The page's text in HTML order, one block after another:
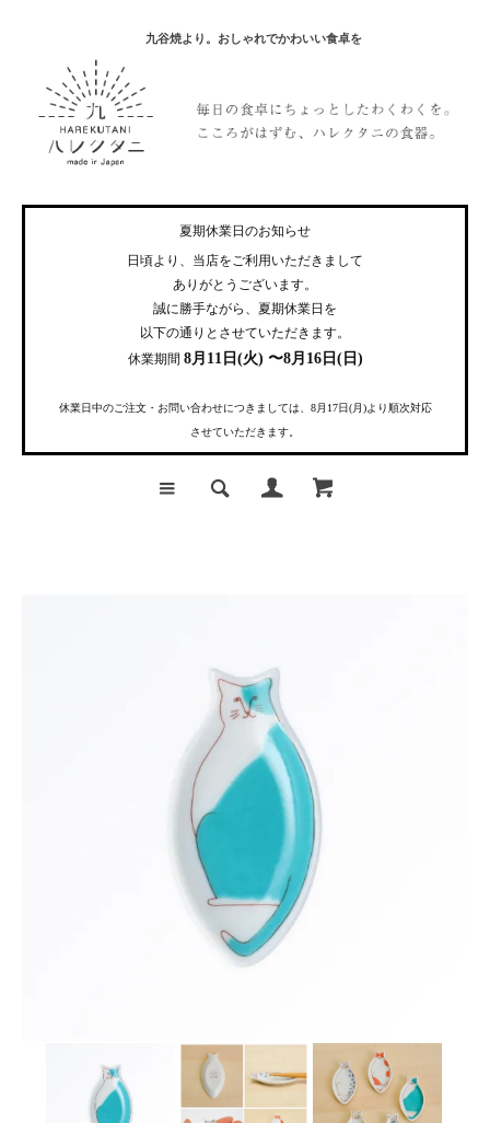
九谷焼より。おしゃれでかわいい食卓を
夏期休業日のお知らせ
日頃より、当店をご利用いただきまして
ありがとうございます。
誠に勝手ながら、夏期休業日を
以下の通りとさせていただきます。
休業期間 8月11日(火) 〜8月16日(日)
休業日中のご注文・お問い合わせにつきましては、8月17日(月)より順次対応
させていただきます。